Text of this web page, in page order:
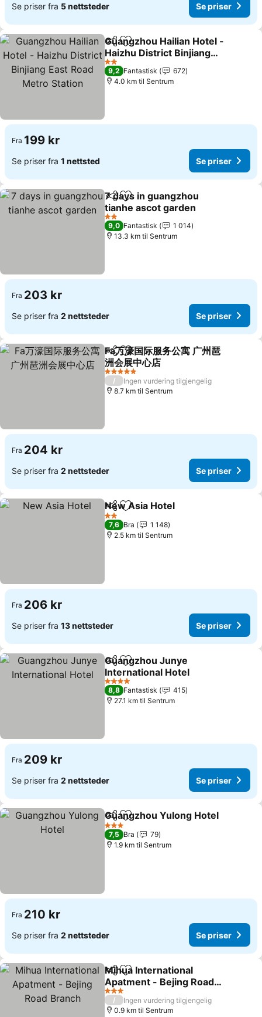
Se priser fra 5 nettsteder Se priser
Del Legg til i favoritter
Guangzhou Hailian Hotel -
Haizhu District Binjiang
East Road Metro Station
2 Stjerner
9,2 Fantastisk
672
4.0 km til Sentrum
Fra 199 kr
Se priser fra 1 nettsted Se priser
Del Legg til i favoritter
7 days in guangzhou
tianhe ascot garden
2 Stjerner
9,0 Fantastisk
1 014
13.3 km til Sentrum
Fra 203 kr
Se priser fra 2 nettsteder Se priser
Del Legg til i favoritter
Fa万濠国际服务公寓 广州琶
洲会展中心店
5 Stjerner
/
Ingen vurdering tilgjengelig
8.7 km til Sentrum
Fra 204 kr
Se priser fra 2 nettsteder Se priser
Del Legg til i favoritter
New Asia Hotel
2 Stjerner
7,6 Bra
1 148
2.5 km til Sentrum
Fra 206 kr
Se priser fra 13 nettsteder Se priser
Del Legg til i favoritter
Guangzhou Junye
International Hotel
4 Stjerner
8,8 Fantastisk
415
27.1 km til Sentrum
Fra 209 kr
Se priser fra 2 nettsteder Se priser
Del Legg til i favoritter
Guangzhou Yulong Hotel
3 Stjerner
7,5 Bra
79
1.9 km til Sentrum
Fra 210 kr
Se priser fra 2 nettsteder Se priser
Del Legg til i favoritter
Mihua International
Apatment - Bejing Road
Branch
3 Stjerner
/
Ingen vurdering tilgjengelig
0.9 km til Sentrum